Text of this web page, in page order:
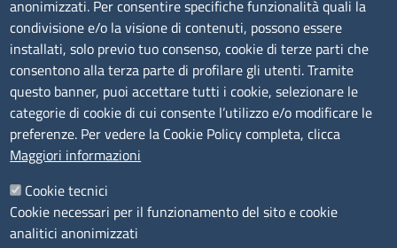
Amministrazione Trasparente
Bandi di gara
Bilanci
Concorsi e selezioni
Procedimenti
Provvedimenti
Seguici su
anonimizzati. Per consentire specifiche funzionalità quali la
condivisione e/o la visione di contenuti, possono essere
installati, solo previo tuo consenso, cookie di terze parti che
consentono alla terza parte di profilare gli utenti. Tramite
questo banner, puoi accettare tutti i cookie, selezionare le
categorie di cookie di cui consente l’utilizzo e/o modificare le
preferenze. Per vedere la Cookie Policy completa, clicca
Maggiori informazioni
Cookie tecnici
Cookie necessari per il funzionamento del sito e cookie
analitici anonimizzati